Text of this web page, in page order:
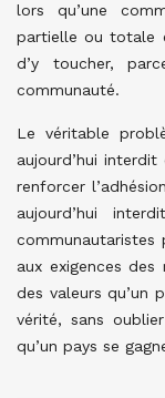
lors qu’une
partielle ou totale
d’y toucher,
communauté.
Le véritable
aujourd’hui
renforcer
aujourd’hui
communautaristes
aux exigences des
des valeurs qu’un
vérité, sans
qu’un pays se